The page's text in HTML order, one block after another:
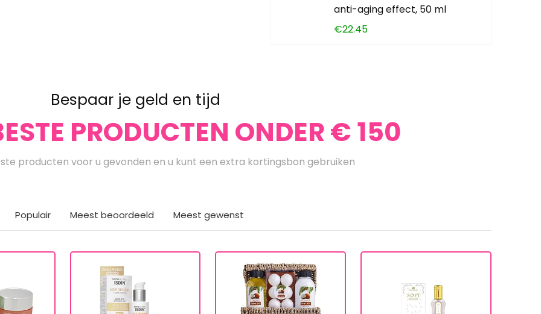
anti-aging effect, 50 ml
€22.45
Bespaar je geld en tijd
PRODUCTEN ONDER € 150
producten voor u gevonden en u kunt een extra kortingsbon gebruiken
Populair Meest beoordeeld Meest gewenst